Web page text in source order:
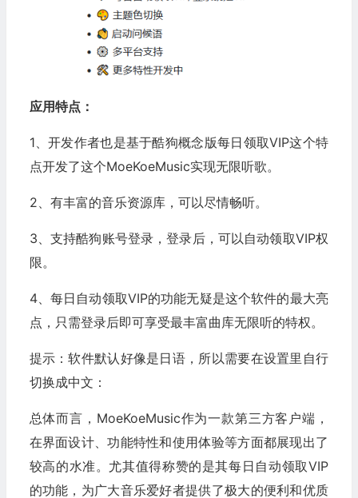
应用特点：
1、开发作者也是基于酷狗概念版每日领取VIP这个特
点开发了这个MoeKoeMusic实现无限听歌。
2、有丰富的音乐资源库，可以尽情畅听。
3、支持酷狗账号登录，登录后，可以自动领取VIP权
限。
4、每日自动领取VIP的功能无疑是这个软件的最大亮
点，只需登录后即可享受最丰富曲库无限听的特权。
提示：软件默认好像是日语，所以需要在设置里自行
切换成中文：
总体而言，MoeKoeMusic作为一款第三方客户端，
在界面设计、功能特性和使用体验等方面都展现出了
较高的水准。尤其值得称赞的是其每日自动领取VIP
的功能，为广大音乐爱好者提供了极大的便利和优质